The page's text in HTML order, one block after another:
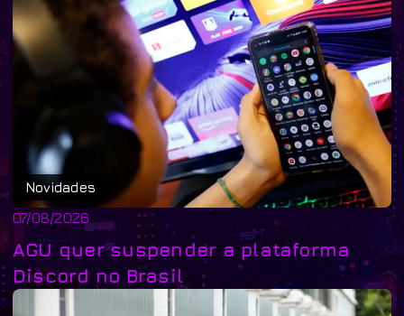
Novidades
07/08/2026
AGU quer suspender a plataforma
Discord no Brasil